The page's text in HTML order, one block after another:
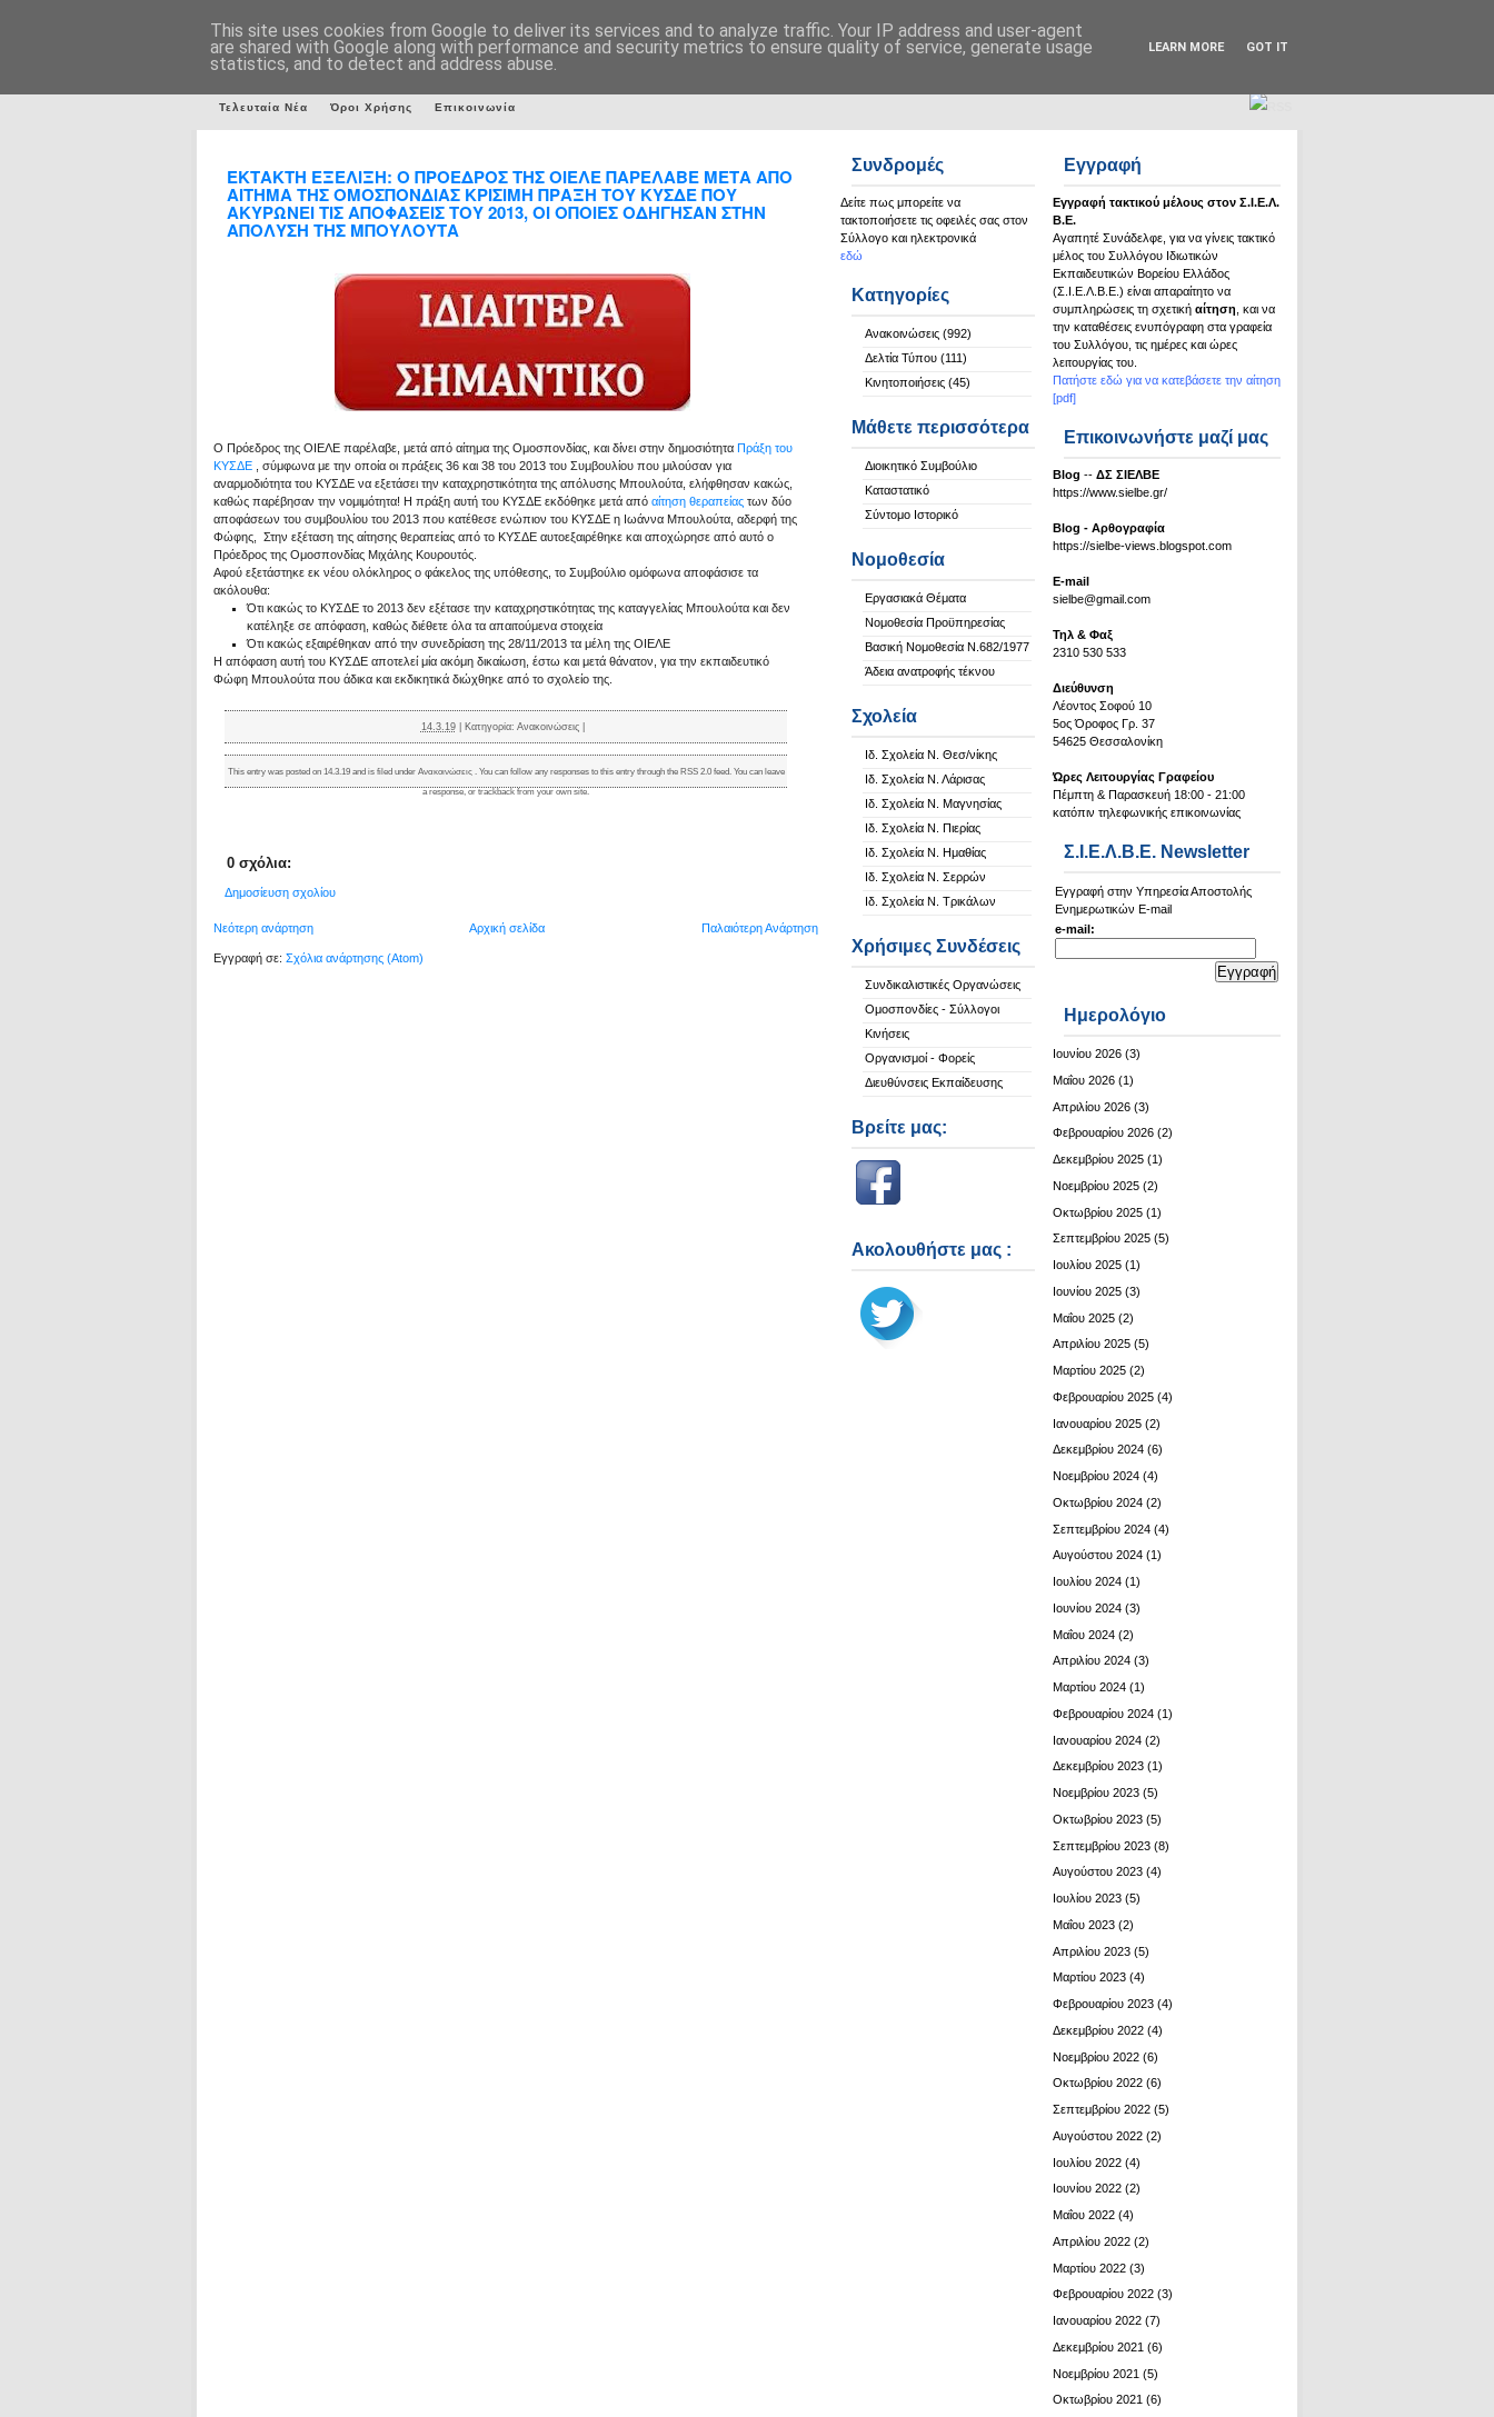
Σ.Ι.Ε.Λ.Β.Ε.
Τελευταία Νέα Όροι Χρήσης Επικοινωνία
Εγγραφή
Εγγραφή τακτικού μέλους στον Σ.Ι.Ε.Λ.
Β.Ε.
Αγαπητέ Συνάδελφε, για να γίνεις τακτικό
μέλος του Συλλόγου Ιδιωτικών
Εκπαιδευτικών Βορείου Ελλάδος
(Σ.Ι.Ε.Λ.Β.Ε.) είναι απαραίτητο να
συμπληρώσεις τη σχετική αίτηση , και να
την καταθέσεις ενυπόγραφη στα γραφεία
του Συλλόγου, τις ημέρες και ώρες
λειτουργίας του.
Πατήστε εδώ για να κατεβάσετε την αίτηση
[pdf]
Επικοινωνήστε μαζί μας
Βlog -- ΔΣ ΣΙΕΛΒΕ
https://www.sielbe.gr/
Blog - Αρθογραφία
https://sielbe-views.blogspot.com
Ε-mail
sielbe@gmail.com
Τηλ & Φαξ
2310 530 533
Διεύθυνση
Λέοντος Σοφού 10
5ος Όροφος Γρ. 37
54625 Θεσσαλονίκη
Ώρες Λειτουργίας Γραφείου
Πέμπτη & Παρασκευή 18:00 - 21:00
κατόπιν τηλεφωνικής επικοινωνίας
Σ.Ι.Ε.Λ.Β.Ε. Newsletter
Εγγραφή στην Υπηρεσία Αποστολής
Ενημερωτικών E-mail
e-mail:
Ημερολόγιο
Ιουνίου 2026 (3)
Μαΐου 2026 (1)
Απριλίου 2026 (3)
Φεβρουαρίου 2026 (2)
Δεκεμβρίου 2025 (1)
Νοεμβρίου 2025 (2)
Οκτωβρίου 2025 (1)
Σεπτεμβρίου 2025 (5)
Ιουλίου 2025 (1)
Ιουνίου 2025 (3)
Μαΐου 2025 (2)
Απριλίου 2025 (5)
Μαρτίου 2025 (2)
Φεβρουαρίου 2025 (4)
Ιανουαρίου 2025 (2)
Δεκεμβρίου 2024 (6)
Νοεμβρίου 2024 (4)
Οκτωβρίου 2024 (2)
Σεπτεμβρίου 2024 (4)
Αυγούστου 2024 (1)
Ιουλίου 2024 (1)
Ιουνίου 2024 (3)
Μαΐου 2024 (2)
Απριλίου 2024 (3)
Μαρτίου 2024 (1)
Φεβρουαρίου 2024 (1)
Ιανουαρίου 2024 (2)
Δεκεμβρίου 2023 (1)
Νοεμβρίου 2023 (5)
Οκτωβρίου 2023 (5)
Σεπτεμβρίου 2023 (8)
Αυγούστου 2023 (4)
Ιουλίου 2023 (5)
Μαΐου 2023 (2)
Απριλίου 2023 (5)
Μαρτίου 2023 (4)
Φεβρουαρίου 2023 (4)
Δεκεμβρίου 2022 (4)
Νοεμβρίου 2022 (6)
Οκτωβρίου 2022 (6)
Σεπτεμβρίου 2022 (5)
Αυγούστου 2022 (2)
Ιουλίου 2022 (4)
Ιουνίου 2022 (2)
Μαΐου 2022 (4)
Απριλίου 2022 (2)
Μαρτίου 2022 (3)
Φεβρουαρίου 2022 (3)
Ιανουαρίου 2022 (7)
Δεκεμβρίου 2021 (6)
Νοεμβρίου 2021 (5)
Οκτωβρίου 2021 (6)
Συνδρομές
Δείτε πως μπορείτε να
τακτοποιήσετε τις οφειλές σας στον
Σύλλογο και ηλεκτρονικά
εδώ
Κατηγορίες
Ανακοινώσεις (992)
Δελτία Τύπου (111)
Κινητοποιήσεις (45)
Μάθετε περισσότερα
Διοικητικό Συμβούλιο
Καταστατικό
Σύντομο Ιστορικό
Νομοθεσία
Εργασιακά Θέματα
Νομοθεσία Προϋπηρεσίας
Βασική Νομοθεσία Ν.682/1977
Άδεια ανατροφής τέκνου
Σχολεία
Ιδ. Σχολεία Ν. Θεσ/νίκης
Ιδ. Σχολεία Ν. Λάρισας
Ιδ. Σχολεία Ν. Μαγνησίας
Ιδ. Σχολεία Ν. Πιερίας
Ιδ. Σχολεία Ν. Ημαθίας
Ιδ. Σχολεία Ν. Σερρών
Ιδ. Σχολεία Ν. Τρικάλων
Χρήσιμες Συνδέσεις
Συνδικαλιστικές Οργανώσεις
Ομοσπονδίες - Σύλλογοι
Κινήσεις
Οργανισμοί - Φορείς
Διευθύνσεις Εκπαίδευσης
Βρείτε μας:
Ακολουθήστε μας :
ΕΚΤΑΚΤΗ ΕΞΕΛΙΞΗ: Ο ΠΡΟΕΔΡΟΣ ΤΗΣ ΟΙΕΛΕ ΠΑΡΕΛΑΒΕ ΜΕΤΑ ΑΠΟ
ΑΙΤΗΜΑ ΤΗΣ ΟΜΟΣΠΟΝΔΙΑΣ ΚΡΙΣΙΜΗ ΠΡΑΞΗ ΤΟΥ ΚΥΣΔΕ ΠΟΥ
ΑΚΥΡΩΝΕΙ ΤΙΣ ΑΠΟΦΑΣΕΙΣ ΤΟΥ 2013, ΟΙ ΟΠΟΙΕΣ ΟΔΗΓΗΣΑΝ ΣΤΗΝ
ΑΠΟΛΥΣΗ ΤΗΣ ΜΠΟΥΛΟΥΤΑ
Ο Πρόεδρος της ΟΙΕΛΕ παρέλαβε, μετά από αίτημα της Ομοσπονδίας, και δίνει στην δημοσιότητα Πράξη του
ΚΥΣΔΕ , σύμφωνα με την οποία οι πράξεις 36 και 38 του 2013 του Συμβουλίου που μιλούσαν για
αναρμοδιότητα του ΚΥΣΔΕ να εξετάσει την καταχρηστικότητα της απόλυσης Μπουλούτα, ελήφθησαν κακώς,
καθώς παρέβησαν την νομιμότητα! Η πράξη αυτή του ΚΥΣΔΕ εκδόθηκε μετά από αίτηση θεραπείας των δύο
αποφάσεων του συμβουλίου του 2013 που κατέθεσε ενώπιον του ΚΥΣΔΕ η Ιωάννα Μπουλούτα, αδερφή της
Φώφης, Στην εξέταση της αίτησης θεραπείας από το ΚΥΣΔΕ αυτοεξαιρέθηκε και αποχώρησε από αυτό ο
Πρόεδρος της Ομοσπονδίας Μιχάλης Κουρουτός.
Αφού εξετάστηκε εκ νέου ολόκληρος ο φάκελος της υπόθεσης, το Συμβούλιο ομόφωνα αποφάσισε τα
ακόλουθα:
Ότι κακώς το ΚΥΣΔΕ το 2013 δεν εξέτασε την καταχρηστικότητας της καταγγελίας Μπουλούτα και δεν
κατέληξε σε απόφαση, καθώς διέθετε όλα τα απαιτούμενα στοιχεία
Ότι κακώς εξαιρέθηκαν από την συνεδρίαση της 28/11/2013 τα μέλη της ΟΙΕΛΕ
Η απόφαση αυτή του ΚΥΣΔΕ αποτελεί μία ακόμη δικαίωση, έστω και μετά θάνατον, για την εκπαιδευτικό
Φώφη Μπουλούτα που άδικα και εκδικητικά διώχθηκε από το σχολείο της.
14.3.19 Κατηγορία: Ανακοινώσεις
This entry was posted on 14.3.19 and is filed under Ανακοινώσεις. You can follow any responses to this entry through the RSS 2.0feed. You can leave
a response, ortrackback from your own site.
0 σχόλια:
Δημοσίευση σχολίου
Νεότερη ανάρτηση Παλαιότερη Ανάρτηση
Αρχική σελίδα
Εγγραφή σε: Σχόλια ανάρτησης (Atom)
This site uses cookies from Google to deliver its services and to analyze traffic. Your IP address and user-agent
are shared with Google along with performance and security metrics to ensure quality of service, generate usage
statistics, and to detect and address abuse.
LEARN MORE GOT IT